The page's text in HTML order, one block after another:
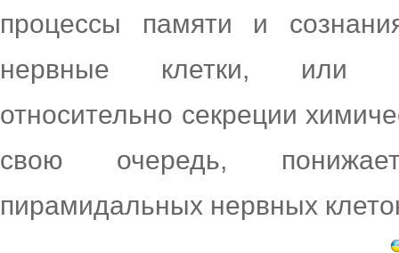
процессы памяти и
нервные клетки, или
относительно секреции
свою очередь,
пирамидальных нервных